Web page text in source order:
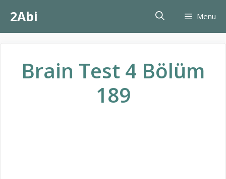
atla2Abi Menu
Brain Test 4 Bölüm
189